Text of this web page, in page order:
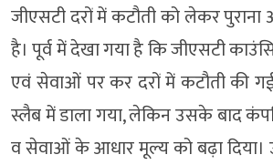
जीएसटी दरों में कटौती को लेकर पुराना
है। पूर्व में देखा गया है कि जीएसटी
एवं सेवाओं पर कर दरों में कटौती की
स्लैब में डाला गया, लेकिन उसके बाद
व सेवाओं के आधार मूल्य को बढ़ा दिया।